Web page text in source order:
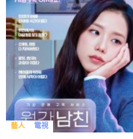
藝人 電視